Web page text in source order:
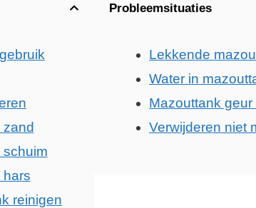
zand
schuim
hars
reinigen
Probleemsituaties
Lekkende
Water in
Mazouttank geur
Verwijderen niet